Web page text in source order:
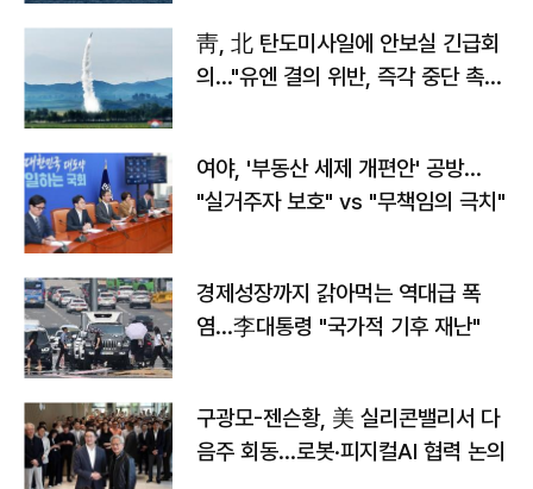
靑, 北 탄도미사일에 안보실 긴급회
의…"유엔 결의 위반, 즉각 중단 촉
여야, '부동산 세제 개편안' 공방…
"실거주자 보호" vs "무책임의 극치"
경제성장까지 갉아먹는 역대급 폭
염…李대통령 "국가적 기후 재난"
구광모-젠슨황, 美 실리콘밸리서 다
음주 회동…로봇·피지컬AI 협력 논의